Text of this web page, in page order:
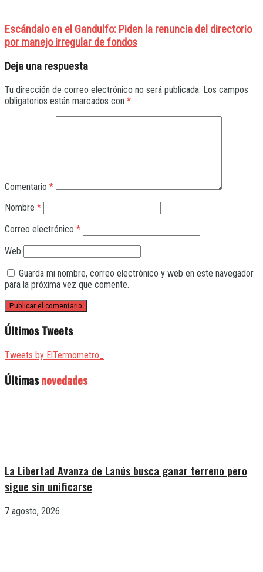
Escándalo en el Gandulfo: Piden la renuncia del directorio
por manejo irregular de fondos
Deja una respuesta
Tu dirección de correo electrónico no será publicada. Los campos
obligatorios están marcados con *
Comentario *
Nombre *
Correo electrónico *
Web
Guarda mi nombre, correo electrónico y web en este navegador
para la próxima vez que comente.
Últimos Tweets
Tweets by ElTermometro_
Últimasnovedades
La Libertad Avanza de Lanús busca ganar terreno pero
sigue sin unificarse
7 agosto, 2026